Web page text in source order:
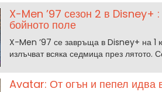
X-Men ’97 сезон 2 в Disney+
бойното поле
X-Men ’97 се завръща в Disney+ на 1
излъчват всяка седмица през
Avatar: От огън и пепел идва